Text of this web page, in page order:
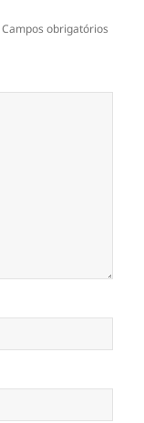
Campos obrigatórios